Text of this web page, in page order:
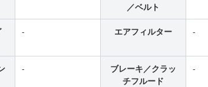
／ベルト
- エアフィルター -
-
ブレーキ／クラッ
チフルード
-